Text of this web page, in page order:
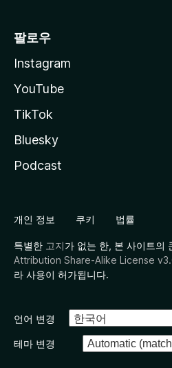
팔로우
Instagram
YouTube
TikTok
Bluesky
Podcast
개인 정보 쿠키 법률
특별한 고지가 없는 한, 본 사이트의
Attribution Share-Alike License
라 사용이 허가됩니다.
언어 변경
테마 변경